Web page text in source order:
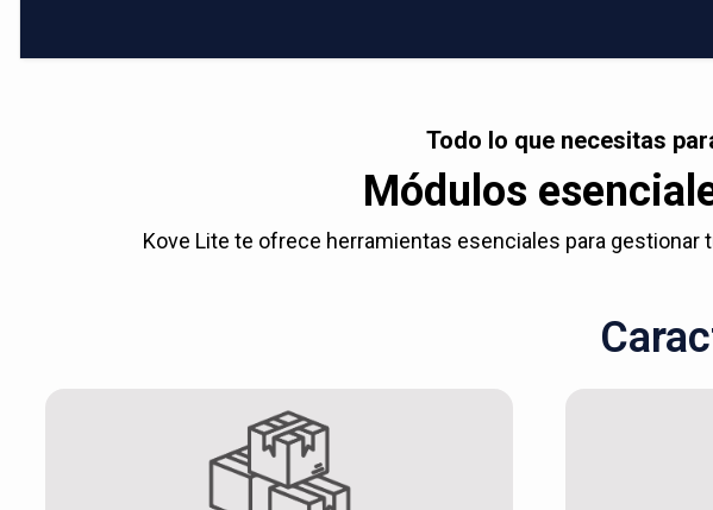
Todo lo que necesitas
Módulos
Kove Lite te ofrece herramientas esenciales para